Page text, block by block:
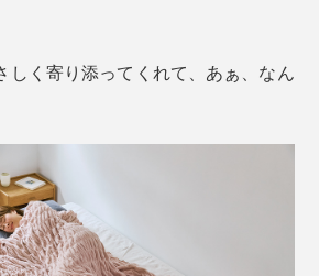
しく寄り添ってくれて、あぁ、なん